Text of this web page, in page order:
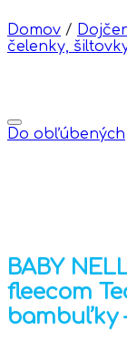
Domov /
čelenky,
Do obľúbených
BABY
fleecom
bambuľky